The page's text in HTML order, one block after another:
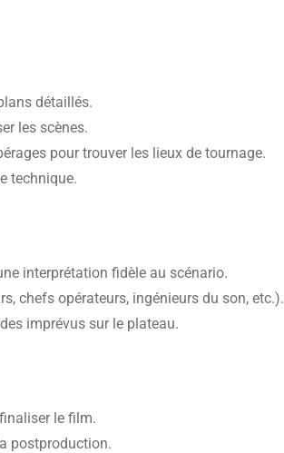
détaillés.
les scènes.
pour trouver les lieux de tournage.
technique.
interprétation fidèle au scénario.
chefs opérateurs, ingénieurs du son, etc.).
imprévus sur le plateau.
le film.
postproduction.